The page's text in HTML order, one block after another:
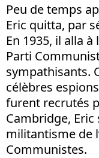
Peu de temps
Eric quitta, par
En 1935, il alla
Parti
sympathisants.
célèbres
furent recrutés
Cambridge, Eric
militantisme de
Communistes.